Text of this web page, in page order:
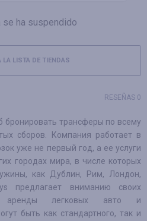
se ha suspendido
LA LISTA DE TIENDAS
RESEÑAS 0
бронировать трансферы по всему
сборов. Компания работает в
уже не первый год, а ее услуги
городах мира, в числе которых
как Дублин, Рим, Лондон,
предлагает вниманию своих
аренды легковых авто и
быть как стандартного, так и